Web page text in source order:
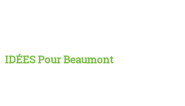
IDÉES Pour Beaumont